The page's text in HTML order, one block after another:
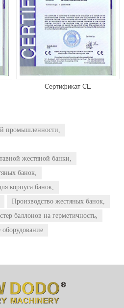
Сертификат CE
промышленности,
жестяной банки,
банок,
корпуса банок,
Производство жестяных банок,
баллонов на герметичность,
оборудование